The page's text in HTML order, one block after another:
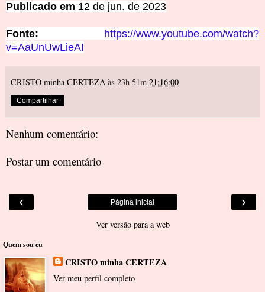
Publicado em 12 de jun. de 2023
Fonte: https://www.youtube.com/watch?
v=AaUnUwLieAI
CRISTO minha CERTEZA às 23h 51m 21:16:00
Compartilhar
Nenhum comentário:
Postar um comentário
‹ ›
Página inicial
Ver versão para a web
Quem sou eu
CRISTO minha CERTEZA
Ver meu perfil completo